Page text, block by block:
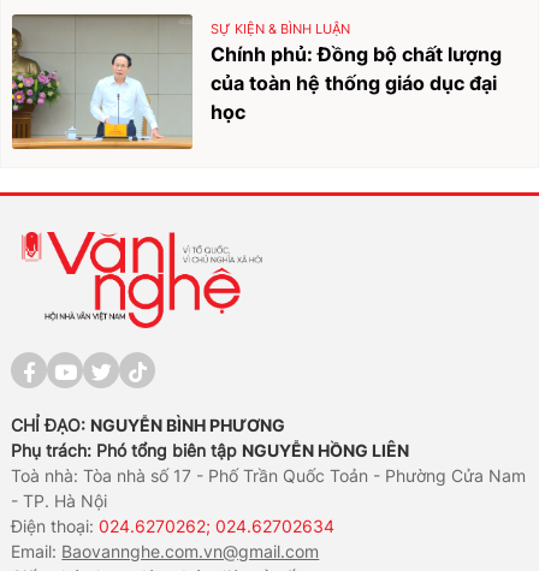
SỰ KIỆN & BÌNH LUẬN
Chính phủ: Đồng bộ chất lượng
của toàn hệ thống giáo dục đại
học
CHỈ ĐẠO: NGUYỄN BÌNH PHƯƠNG
Phụ trách: Phó tổng biên tập NGUYỄN HỒNG LIÊN
Toà nhà: Tòa nhà số 17 - Phố Trần Quốc Toản - Phường Cửa Nam
- TP. Hà Nội
Điện thoại:024.6270262; 024.62702634
Email: Baovannghe.com.vn@gmail.com